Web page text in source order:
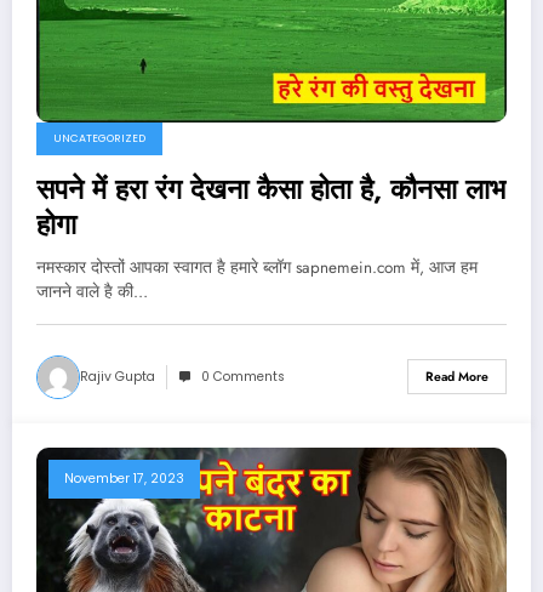
UNCATEGORIZED
सपने में हरा रंग देखना कैसा होता है, कौनसा लाभ
होगा
नमस्कार दोस्तों आपका स्वागत है हमारे ब्लॉग sapnemein.com में, आज हम
जानने वाले है की…
Rajiv Gupta 0 Comments Read More
November 17, 2023